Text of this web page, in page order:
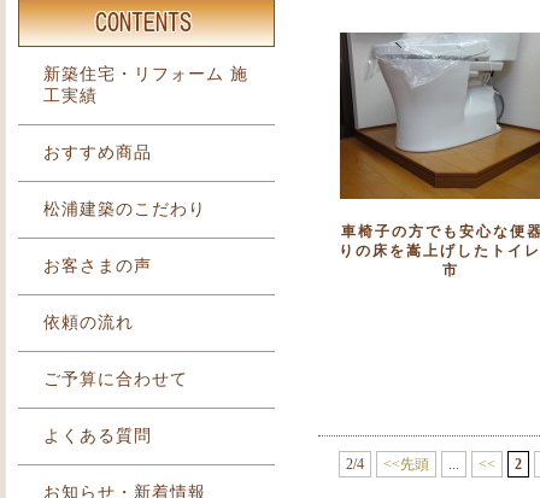
車椅子の方でも安心な便
りの床を嵩上げしたトイ
市
2/4 <<先頭 ... << 2
新築住宅・リフォーム 施
工実績
おすすめ商品
松浦建築のこだわり
お客さまの声
依頼の流れ
ご予算に合わせて
よくある質問
お知らせ・新着情報